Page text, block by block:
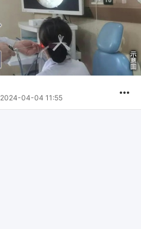
2024-04-04 11:55